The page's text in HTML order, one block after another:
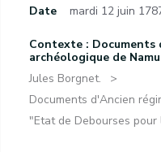
Date mardi 12 juin
Contexte : Documents
archéologique de
Jules Borgnet.
Documents d'Ancien
"Etat de Debourses pour